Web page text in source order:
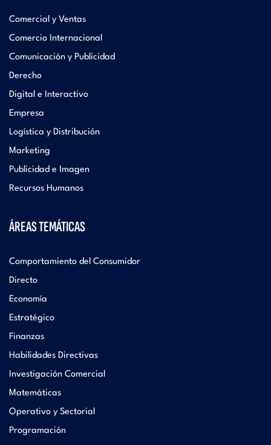
Comercial y Ventas
Comercio Internacional
Comunicación y Publicidad
Derecho
Digital e Interactivo
Empresa
Logística y Distribución
Marketing
Publicidad e Imagen
Recursos Humanos
ÁREAS TEMÁTICAS
Comportamiento del Consumidor
Directo
Economía
Estratégico
Finanzas
Habilidades Directivas
Investigación Comercial
Matemáticas
Operativo y Sectorial
Programación